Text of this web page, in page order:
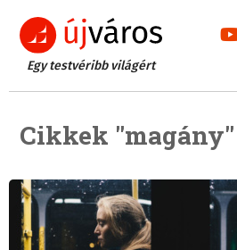
Egy testvéribb világért
Cikkek